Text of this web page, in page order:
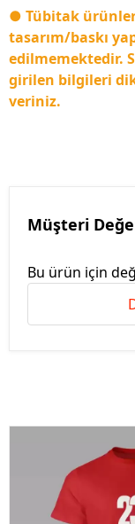
● Tübitak
tasarım/baskı
edilmemektedir.
girilen bilgileri
veriniz.
Müşteri
Bu ürün için